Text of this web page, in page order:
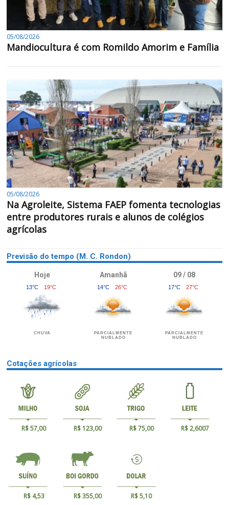
05/08/2026
Mandiocultura é com Romildo Amorim e Família
05/08/2026
Na Agroleite, Sistema FAEP fomenta tecnologias
entre produtores rurais e alunos de colégios
agrícolas
Previsão do tempo (M. C. Rondon)
Hoje
13°C 19°C
CHUVA
Amanhã
14°C 26°C
PARCIALMENTE
NUBLADO
09 / 08
17°C 27°C
PARCIALMENTE
NUBLADO
Cotações agrícolas
R$ 57,00 R$ 123,00 R$ 75,00 R$ 2,6007
R$ 4,53 R$ 355,00 R$ 5,10